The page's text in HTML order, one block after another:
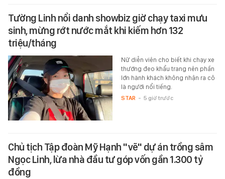
Tường Linh nổi danh showbiz giờ chạy taxi mưu
sinh, mừng rớt nước mắt khi kiếm hơn 132
triệu/tháng
Nữ diễn viên cho biết khi chạy xe
thường đeo khẩu trang nên phần
lớn hành khách không nhận ra cô
là người nổi tiếng.
STAR - 5 giờ trước
Chủ tịch Tập đoàn Mỹ Hạnh "vẽ" dự án trồng sâm
Ngọc Linh, lừa nhà đầu tư góp vốn gần 1.300 tỷ
đồng